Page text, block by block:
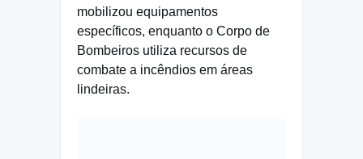
mobilizou equipamentos
específicos, enquanto o Corpo de
Bombeiros utiliza recursos de
combate a incêndios em áreas
lindeiras.